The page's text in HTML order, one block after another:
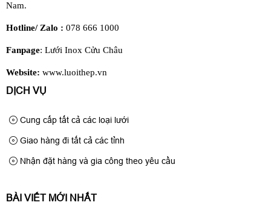
Nam.
Hotline/ Zalo : 078 666 1000
Fanpage: Lưới Inox Cửu Châu
Website: www.luoithep.vn
DỊCH VỤ
Cung cấp tất cả các loại lưới
Giao hàng đi tất cả các tỉnh
Nhận đặt hàng và gia công theo yêu cầu
BÀI VIẾT MỚI NHẤT